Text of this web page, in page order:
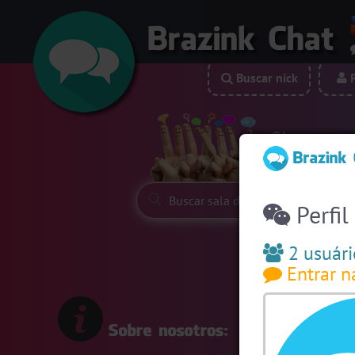
Siga-nos:
Buscar nick
Perfil
2
Entrar